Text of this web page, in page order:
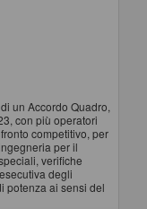
un Accordo Quadro,
con più operatori
competitivo, per
per il
verifiche
degli
potenza ai sensi del